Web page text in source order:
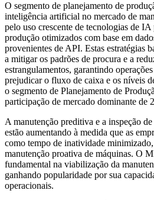
O segmento de planejamento de
inteligência artificial no mercado de
pelo uso crescente de tecnologias de
produção otimizados com base em
provenientes de API. Estas estratégias
a mitigar os padrões de procura e a
estrangulamentos, garantindo
prejudicar o fluxo de caixa e os níveis
o segmento de Planejamento de
participação de mercado dominante de
A manutenção preditiva e a inspeção
estão aumentando à medida que as
como tempo de inatividade
manutenção proativa de máquinas. O
fundamental na viabilização da
ganhando popularidade por sua
operacionais.